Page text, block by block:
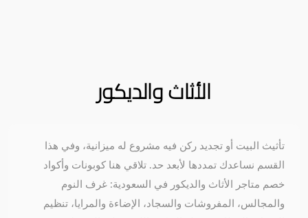
الأثاث والديكور
تأثيث البيت أو تجديد ركن فيه مشروع له ميزانية، وفي هذا
القسم نساعدك تمددها لأبعد حد. تلاقي هنا كوبونات وأكواد
خصم متاجر الأثاث والديكور في السعودية: غرف النوم
والمجالس، المفروشات والسجاد، الإضاءة والمرايا، تنظيم